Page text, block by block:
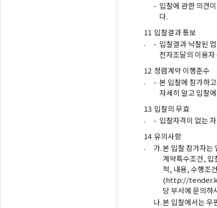
- 입찰에 관한 의견
다.
11
.
입찰결과 통보
- 입찰결과 낙찰된
전자조달의 이용
12
.
청렴계약 이행준수
- 본 입찰에 참가하
자세히 알고 입찰
13
.
입찰의 무효
- 입찰자격이 없는
14
.
유의사항
가.본 입찰 참가자는
계약특수조건, 입
적, 내용, 수행조
(http://
당 부서에 문의하
나.본 입찰에서는 우